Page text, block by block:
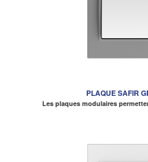
PLAQUE SAFIR
Les plaques modulaires